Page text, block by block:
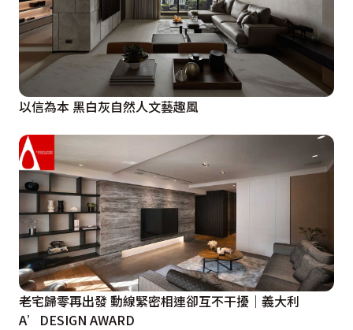
以信為本 黑白灰自然人文藝趣風
老宅歸零再出發 動線緊密相連卻互不干擾｜義大利
A’DESIGN AWARD